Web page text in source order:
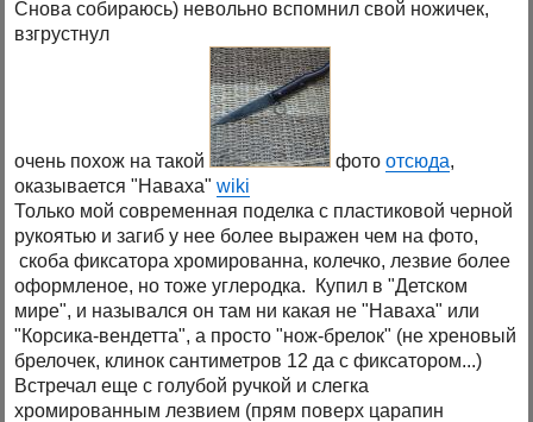
Снова собираюсь) невольно вспомнил свой ножичек,
взгрустнул
очень похож на такой фотоотсюда,
оказывается "Наваха"wiki
Только мой современная поделка с пластиковой черной
рукоятью и загиб у нее более выражен чем на фото,
скоба фиксатора хромированна, колечко, лезвие более
оформленое, но тоже углеродка. Купил в "Детском
мире", и назывался он там ни какая не "Наваха" или
"Корсика-вендетта", а просто "нож-брелок" (не хреновый
брелочек, клинок сантиметров 12 да с фиксатором...)
Встречал еще с голубой ручкой и слегка
хромированным лезвием (прям поверх царапин